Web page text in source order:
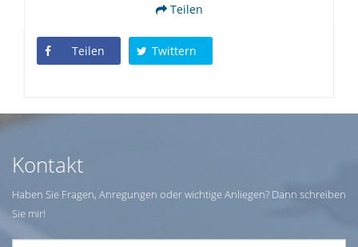
Teilen
Teilen Twittern
Kontakt
Haben Sie Fragen, Anregungen oder wichtige Anliegen? Dann schreiben
Sie mir!